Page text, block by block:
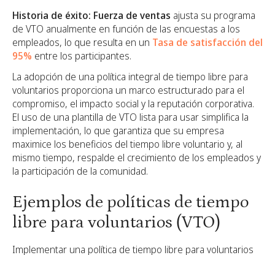
Historia de éxito: Fuerza de ventas ajusta su programa
de VTO anualmente en función de las encuestas a los
empleados, lo que resulta en un Tasa de satisfacción del
95% entre los participantes.
La adopción de una política integral de tiempo libre para
voluntarios proporciona un marco estructurado para el
compromiso, el impacto social y la reputación corporativa.
El uso de una plantilla de VTO lista para usar simplifica la
implementación, lo que garantiza que su empresa
maximice los beneficios del tiempo libre voluntario y, al
mismo tiempo, respalde el crecimiento de los empleados y
la participación de la comunidad.
Ejemplos de políticas de tiempo
libre para voluntarios (VTO)
Implementar una política de tiempo libre para voluntarios